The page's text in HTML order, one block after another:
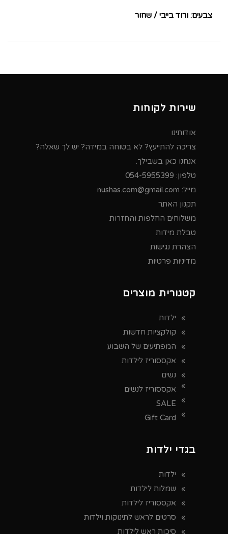
צבעים: ורוד בייבי / שחור
שירות לקוחות
אודותינו
צריכה להתייעץ? לא בטוחה במידה? יש לך שאלה?
אנחנו כאן בשבילך.
טלפון: 054-5955399
מייל: nushas.com@gmail.com
תקנון האתר
משלוחים החלפות והחזרות
טבלת מידות
הצהרת נגישות
מדיניות פרטיות
קטגורית מוצרים
ילדות
קולקציות חדשות
המפתיעים של השבוע
אקססוריז לילדות
נשים
אקססוריז לנשים
SALE
Gift Card
בגדי ילדות
ילדות
שמלות לילדות
אקססוריז לילדות
סרטים לראש לתינוקות וילדות
סיכות ראש לילדות